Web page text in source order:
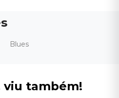
Blues
viu também!